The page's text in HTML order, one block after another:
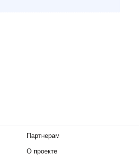
Партнерам
О проекте